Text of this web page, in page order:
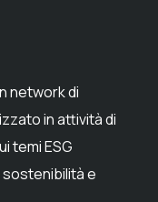
network di
in attività di
temi ESG
e